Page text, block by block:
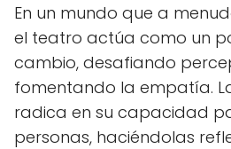
En un mundo que a
el teatro actúa como un
cambio, desafiando
fomentando la empatía.
radica en su capacidad
personas, haciéndolas